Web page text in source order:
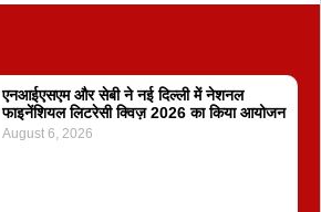
एनआईएसएम और सेबी ने नई दिल्ली में नेशनल
फाइनेंशियल लिटरेसी क्विज़ 2026 का किया आयोजन
August 6, 2026